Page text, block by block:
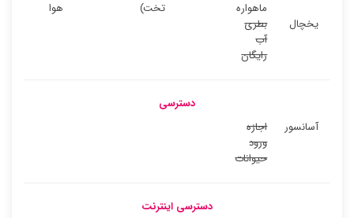
ماهواره
تخت)
هوا
یخچال
بطری
آب
رایگان
دسترسی
آسانسور
اجازه
ورود
حیوانات
دسترسی اینترنت